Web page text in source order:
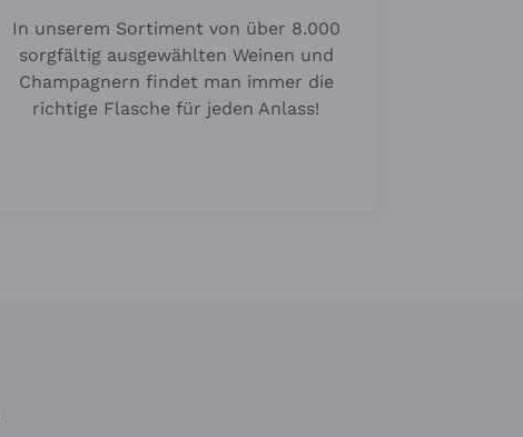
In unserem Sortiment von über 8.000
sorgfältig ausgewählten Weinen und
Champagnern findet man immer die
richtige Flasche für jeden Anlass!